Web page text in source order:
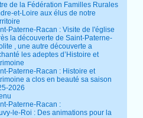
de la Fédération Familles Rurales
et-Loire aux élus de notre
Paterne-Racan : Visite de l'église
la découverte de Saint-Paterne-
, une autre découverte a
les adeptes d’Histoire et
Paterne-Racan : Histoire et
a clos en beauté sa saison
2026
Paterne-Racan :
le-Roi : Des animations pour la